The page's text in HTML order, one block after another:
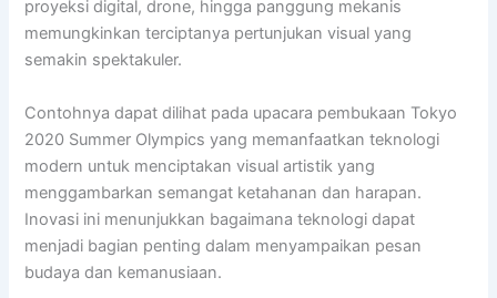
proyeksi digital, drone, hingga panggung mekanis
memungkinkan terciptanya pertunjukan visual yang
semakin spektakuler.
Contohnya dapat dilihat pada upacara pembukaan Tokyo
2020 Summer Olympics yang memanfaatkan teknologi
modern untuk menciptakan visual artistik yang
menggambarkan semangat ketahanan dan harapan.
Inovasi ini menunjukkan bagaimana teknologi dapat
menjadi bagian penting dalam menyampaikan pesan
budaya dan kemanusiaan.